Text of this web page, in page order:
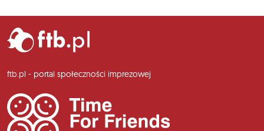
ftb.pl - portal społeczności imprezowej